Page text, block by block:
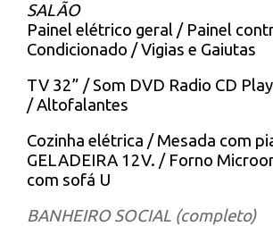
SALÃO
Painel elétrico geral / Painel
Condicionado / Vigias e Gaiutas
TV 32” / Som DVD Radio CD
/ Altofalantes
Cozinha elétrica / Mesada com
GELADEIRA 12V. / Forno
com sofá U
BANHEIRO SOCIAL (completo)